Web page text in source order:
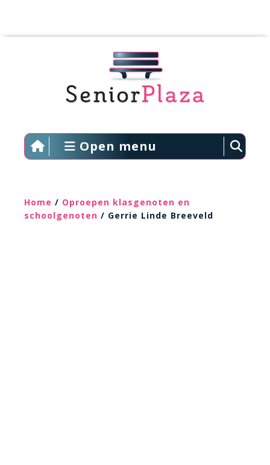
Open menu
Home / Oproepen klasgenoten en
schoolgenoten / Gerrie Linde Breeveld